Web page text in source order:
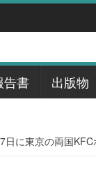
告書 出版物
に東京の両国